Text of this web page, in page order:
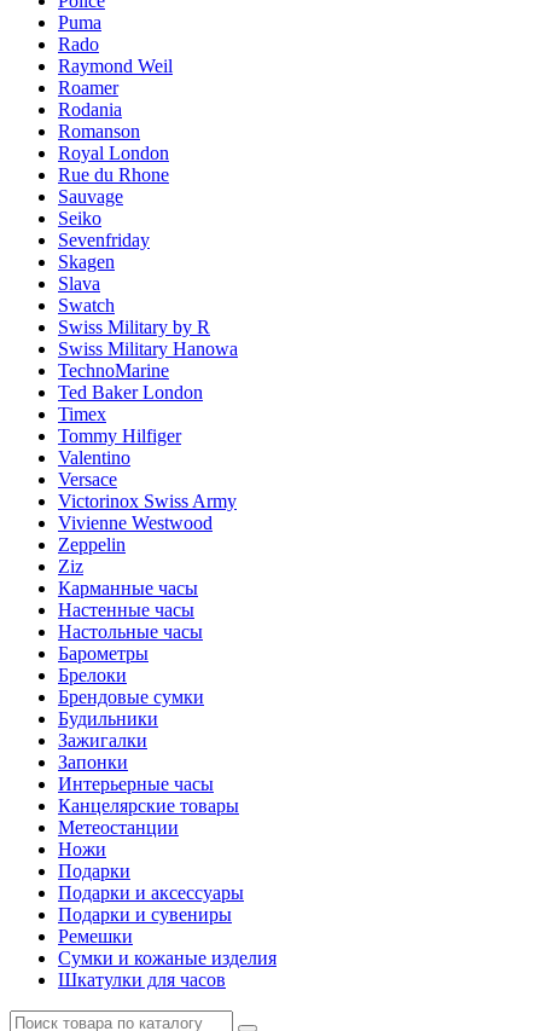
Puma
Rado
Raymond Weil
Roamer
Rodania
Romanson
Royal London
Rue du Rhone
Sauvage
Seiko
Sevenfriday
Skagen
Slava
Swatch
Swiss Military by R
Swiss Military Hanowa
TechnoMarine
Ted Baker London
Timex
Tommy Hilfiger
Valentino
Versace
Victorinox Swiss Army
Vivienne Westwood
Zeppelin
Ziz
Карманные часы
Настенные часы
Настольные часы
Барометры
Брелоки
Брендовые сумки
Будильники
Зажигалки
Запонки
Интерьерные часы
Канцелярские товары
Метеостанции
Ножи
Подарки
Подарки и аксессуары
Подарки и сувениры
Ремешки
Сумки и кожаные изделия
Шкатулки для часов